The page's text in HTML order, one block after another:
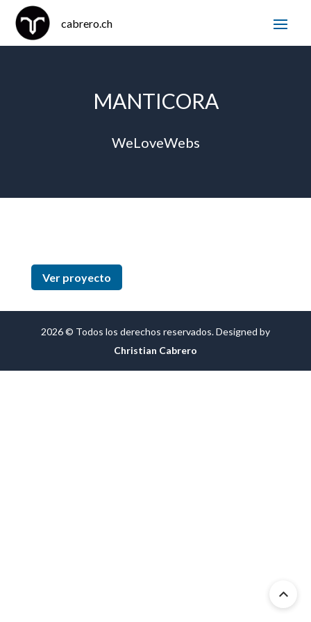
MANTICORA
WeLoveWebs
Ver proyecto
2026 © Todos los derechos reservados. Designed by
Christian Cabrero